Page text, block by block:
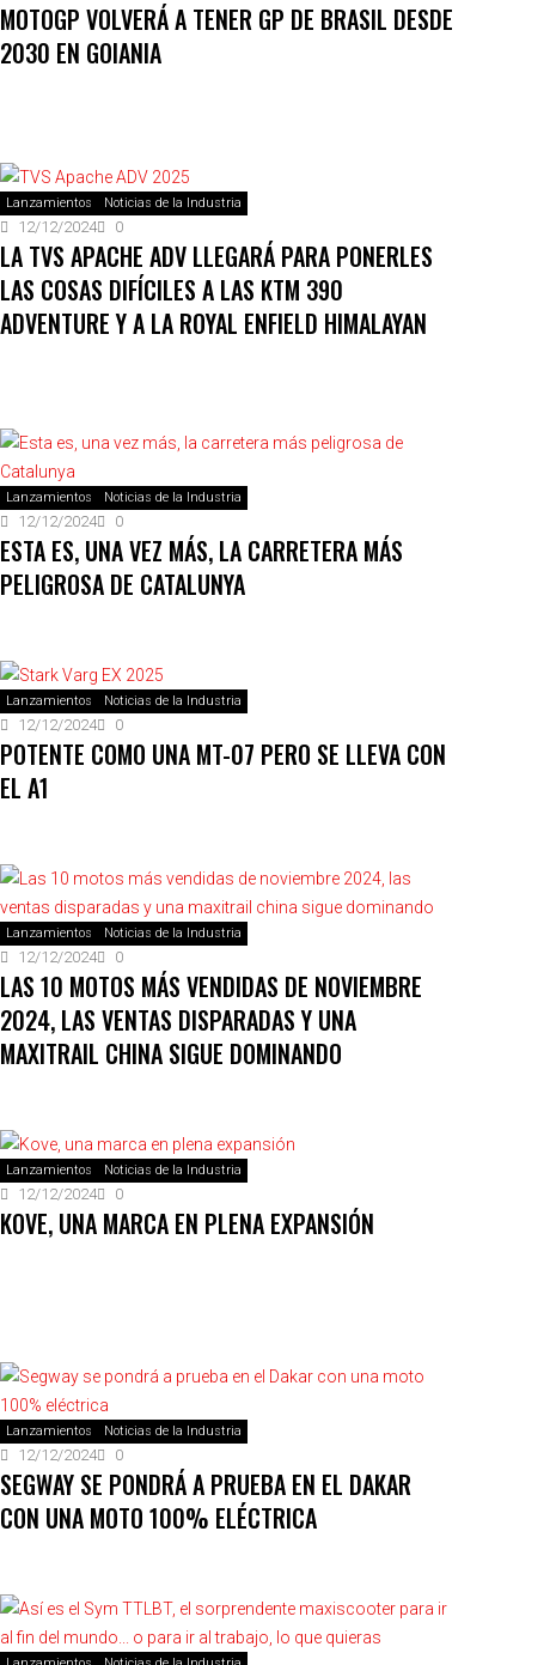
MOTOGP VOLVERÁ A TENER GP DE BRASIL DESDE
2030 EN GOIANIA
Lanzamientos Noticias de la Industria
12/12/2024 0
LA TVS APACHE ADV LLEGARÁ PARA PONERLES
LAS COSAS DIFÍCILES A LAS KTM 390
ADVENTURE Y A LA ROYAL ENFIELD HIMALAYAN
Lanzamientos Noticias de la Industria
12/12/2024 0
ESTA ES, UNA VEZ MÁS, LA CARRETERA MÁS
PELIGROSA DE CATALUNYA
Lanzamientos Noticias de la Industria
12/12/2024 0
POTENTE COMO UNA MT-07 PERO SE LLEVA CON
EL A1
Lanzamientos Noticias de la Industria
12/12/2024 0
LAS 10 MOTOS MÁS VENDIDAS DE NOVIEMBRE
2024, LAS VENTAS DISPARADAS Y UNA
MAXITRAIL CHINA SIGUE DOMINANDO
Lanzamientos Noticias de la Industria
12/12/2024 0
KOVE, UNA MARCA EN PLENA EXPANSIÓN
Lanzamientos Noticias de la Industria
12/12/2024 0
SEGWAY SE PONDRÁ A PRUEBA EN EL DAKAR
CON UNA MOTO 100% ELÉCTRICA